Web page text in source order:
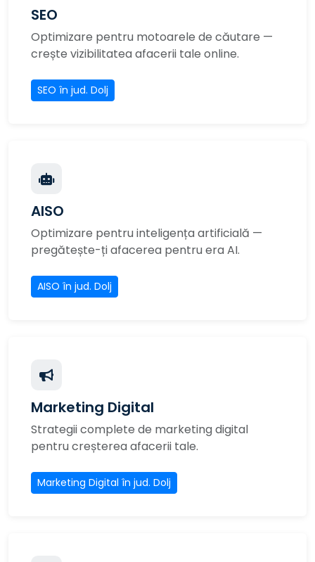
SEO
Optimizare pentru motoarele de căutare —
crește vizibilitatea afacerii tale online.
SEO în jud. Dolj
AISO
Optimizare pentru inteligența artificială —
pregătește-ți afacerea pentru era AI.
AISO în jud. Dolj
Marketing Digital
Strategii complete de marketing digital
pentru creșterea afacerii tale.
Marketing Digital în jud. Dolj